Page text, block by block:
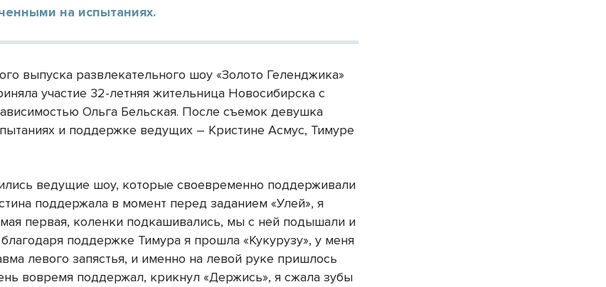
на испытаниях.
выпуска развлекательного шоу «Золото Геленджика»
участие 32-летняя жительница Новосибирска с
Ольга Бельская. После съемок девушка
и поддержке ведущих – Кристине Асмус, Тимуре
ведущие шоу, которые своевременно поддерживали
поддержала в момент перед заданием «Улей», я
первая, коленки подкашивались, мы с ней подышали и
поддержке Тимура я прошла «Кукурузу», у меня
левого запястья, и именно на левой руке пришлось
вовремя поддержал, крикнул «Держись», я сжала зубы